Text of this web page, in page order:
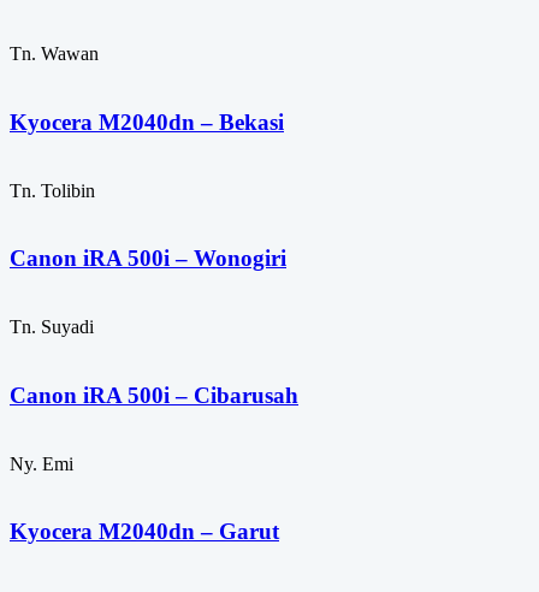
Tn. Wawan
Kyocera M2040dn – Bekasi
Tn. Tolibin
Canon iRA 500i – Wonogiri
Tn. Suyadi
Canon iRA 500i – Cibarusah
Ny. Emi
Kyocera M2040dn – Garut